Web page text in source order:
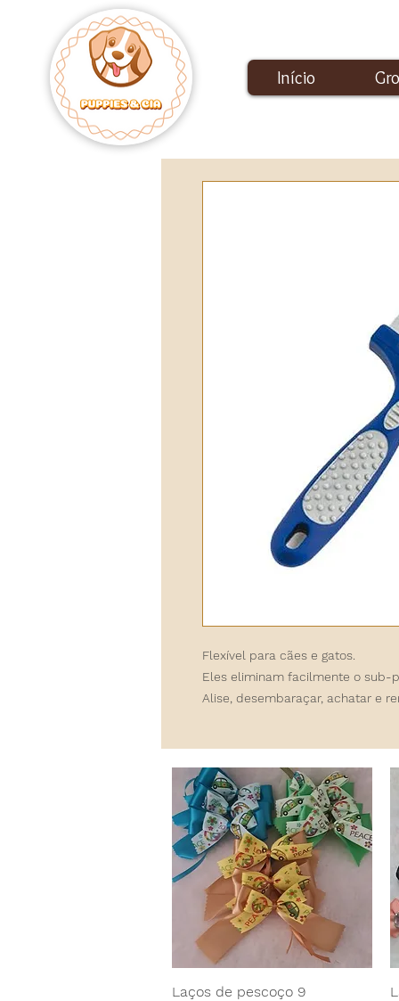
Início
Flexível para cães e gatos.
Eles eliminam facilmente o sub-
Alise, desembaraçar, achatar e
Laços de pescoço 9